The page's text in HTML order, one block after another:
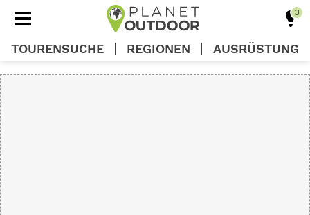
TOURENSUCHE REGIONEN AUSRÜSTUNG